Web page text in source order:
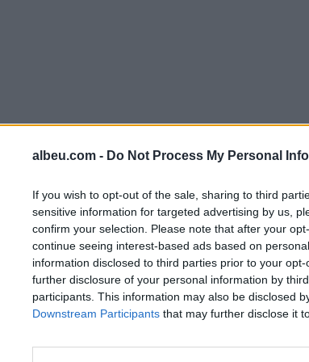
albeu.com - Do Not Process My Personal
If you wish to opt-out of the sale, sharing to third
sensitive information for targeted advertising by us,
confirm your selection. Please note that after your
continue seeing interest-based ads based on
information disclosed to third parties prior to your
further disclosure of your personal information by
participants. This information may also be disclosed
Downstream Participants that may further disclose it